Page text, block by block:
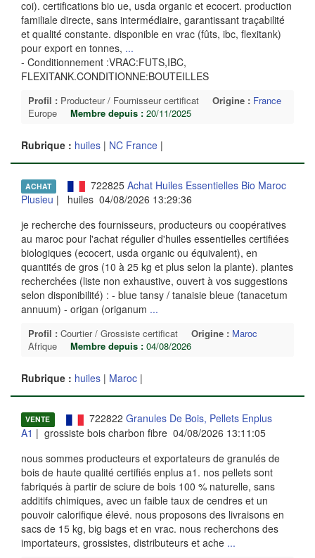
coi). certifications bio ue, usda organic et ecocert. production
familiale directe, sans intermédiaire, garantissant traçabilité
et qualité constante. disponible en vrac (fûts, ibc, flexitank)
pour export en tonnes, ...
- Conditionnement :VRAC:FUTS,IBC,
FLEXITANK.CONDITIONNE:BOUTEILLES
Profil : Producteur / Fournisseur certificat Origine : France
Europe
Membre depuis : 20/11/2025
Rubrique : huiles | NC France |
ACHAT 722825 Achat Huiles Essentielles Bio Maroc
Plusieu | huiles 04/08/2026 13:29:36
je recherche des fournisseurs, producteurs ou coopératives
au maroc pour l'achat régulier d'huiles essentielles certifiées
biologiques (ecocert, usda organic ou équivalent), en
quantités de gros (10 à 25 kg et plus selon la plante). plantes
recherchées (liste non exhaustive, ouvert à vos suggestions
selon disponibilité) : - blue tansy / tanaisie bleue (tanacetum
annuum) - origan (origanum ...
Profil : Courtier / Grossiste certificat Origine : Maroc
Afrique
Membre depuis : 04/08/2026
Rubrique : huiles | Maroc |
VENTE 722822 Granules De Bois, Pellets Enplus
A1 | grossiste bois charbon fibre 04/08/2026 13:11:05
nous sommes producteurs et exportateurs de granulés de
bois de haute qualité certifiés enplus a1. nos pellets sont
fabriqués à partir de sciure de bois 100 % naturelle, sans
additifs chimiques, avec un faible taux de cendres et un
pouvoir calorifique élevé. nous proposons des livraisons en
sacs de 15 kg, big bags et en vrac. nous recherchons des
importateurs, grossistes, distributeurs et ache ...